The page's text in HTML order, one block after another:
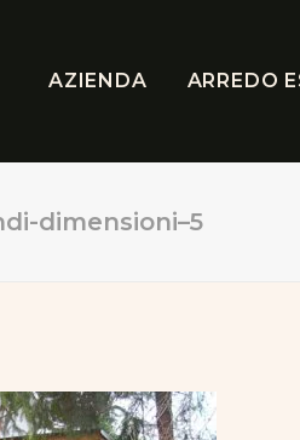
AZIENDA ARREDO
dimensioni–5